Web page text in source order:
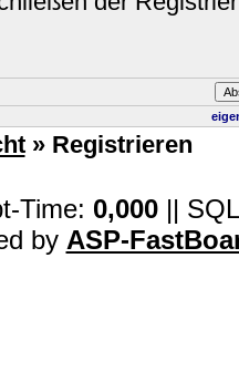
» Registrieren
Time: 0,000||
by ASP-